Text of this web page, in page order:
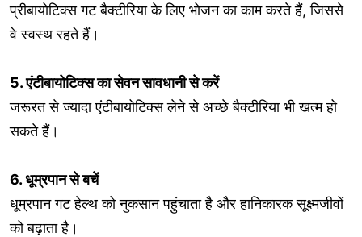
प्रीबायोटिक्स गट बैक्टीरिया के लिए भोजन का काम करते हैं, जिससे
वे स्वस्थ रहते हैं।
5. एंटीबायोटिक्स का सेवन सावधानी से करें
जरूरत से ज्यादा एंटीबायोटिक्स लेने से अच्छे बैक्टीरिया भी खत्म हो
सकते हैं।
6. धूम्रपान से बचें
धूम्रपान गट हेल्थ को नुकसान पहुंचाता है और हानिकारक सूक्ष्मजीवों
को बढ़ाता है।